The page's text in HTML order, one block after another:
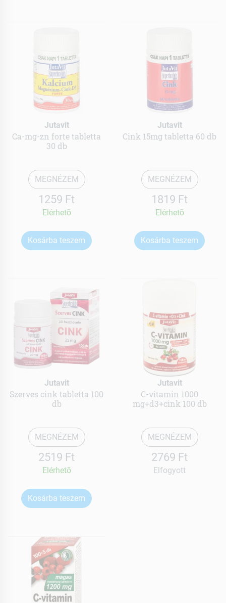
Jutavit
Ca-mg-zn forte tabletta
30 db
MEGNÉZEM
1259 Ft
Elérhetõ
Kosárba teszem
Jutavit
Cink 15mg tabletta 60 db
MEGNÉZEM
1819 Ft
Elérhetõ
Kosárba teszem
Jutavit
Szerves cink tabletta 100
db
MEGNÉZEM
2519 Ft
Elérhetõ
Kosárba teszem
Jutavit
C-vitamin 1000
mg+d3+cink 100 db
MEGNÉZEM
2769 Ft
Elfogyott